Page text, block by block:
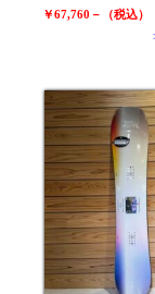
￥67,760－（税込）